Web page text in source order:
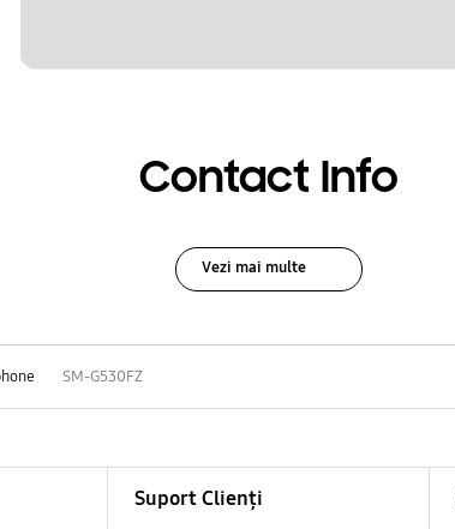
Contact Info
Vezi mai multe
SM-G530FZ
Suport Clienți